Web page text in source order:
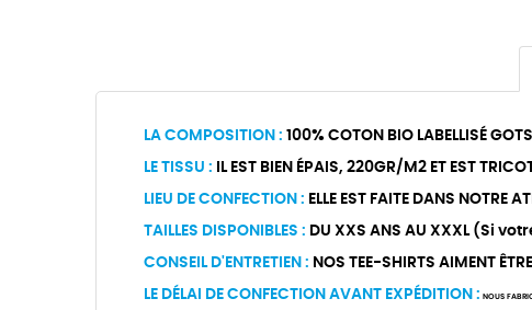
LA COMPOSITION : 100% COTON BIO LABELLISÉ
LE TISSU : IL EST BIEN ÉPAIS, 220GR/M2 ET EST
LIEU DE CONFECTION : ELLE EST FAITE DANS NOTRE
TAILLES DISPONIBLES : DU XXS ANS AU XXXL (Si
CONSEIL D'ENTRETIEN : NOS TEE-SHIRTS AIMENT
LE DÉLAI DE CONFECTION AVANT EXPÉDITION : NOUS